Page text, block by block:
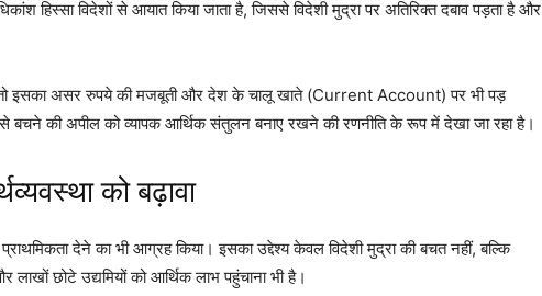
हिस्सा विदेशों से आयात किया जाता है, जिससे विदेशी मुद्रा पर अतिरिक्त दबाव पड़ता है और
तो इसका असर रुपये की मजबूती और देश के चालू खाते (Current Account) पर भी पड़
बचने की अपील को व्यापक आर्थिक संतुलन बनाए रखने की रणनीति के रूप में देखा जा रहा है।
को बढ़ावा
देने का भी आग्रह किया। इसका उद्देश्य केवल विदेशी मुद्रा की बचत नहीं, बल्कि
लाखों छोटे उद्यमियों को आर्थिक लाभ पहुंचाना भी है।